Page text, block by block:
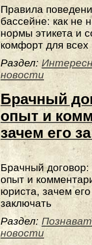
Правила
бассейне: как не
нормы этикета и
комфорт для всех
Раздел:
новости
Брачный
опыт и
зачем его
Брачный
опыт и
юриста, зачем его
заключать
Раздел:
новости